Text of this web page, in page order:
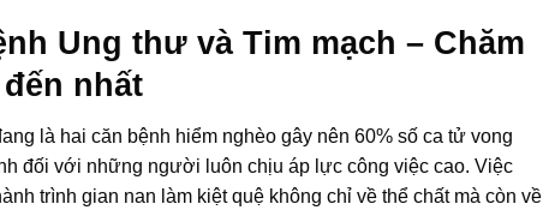
Ung thư và Tim mạch – Chăm
nhất
là hai căn bệnh hiểm nghèo gây nên 60% số ca tử vong
đối với những người luôn chịu áp lực công việc cao. Việc
trình gian nan làm kiệt quệ không chỉ về thể chất mà còn về